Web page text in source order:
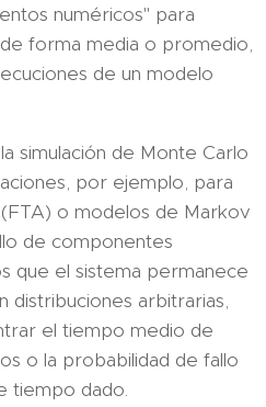
numéricos" para
forma media o promedio,
de un modelo
simulación de Monte Carlo
por ejemplo, para
o modelos de Markov
de componentes
que el sistema permanece
distribuciones arbitrarias,
el tiempo medio de
o la probabilidad de fallo
tiempo dado.